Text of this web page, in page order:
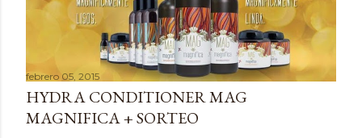
febrero 05, 2015
HYDRA CONDITIONER MAG
MAGNIFICA + SORTEO